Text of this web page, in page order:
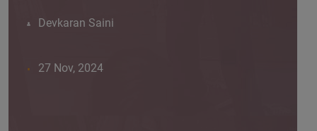
Devkaran Saini
27 Nov, 2024